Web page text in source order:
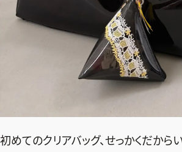
定期購読
エクラプレミアム
初めてのクリアバッグ、せっかくだから